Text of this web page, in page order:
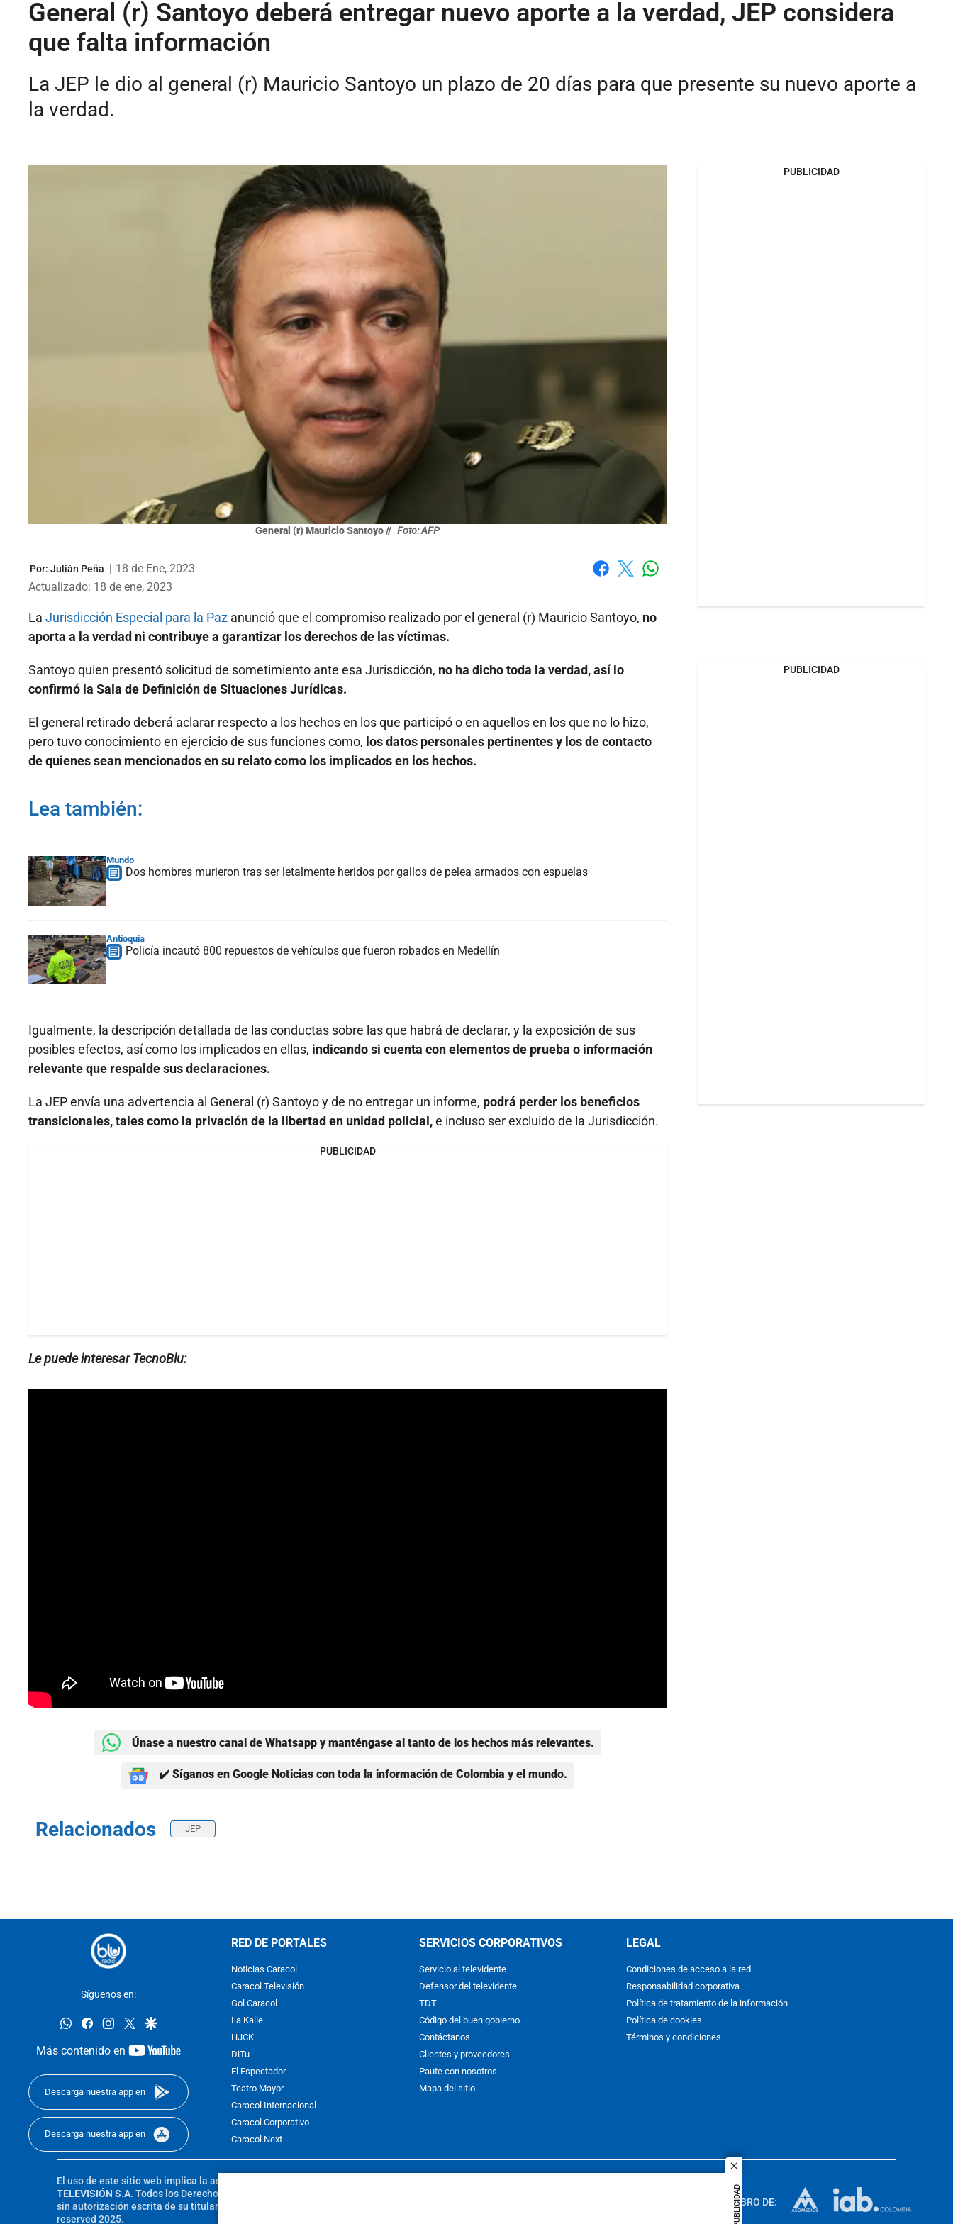
close
PUBLICIDAD
General (r) Santoyo deberá entregar nuevo aporte a la verdad, JEP considera
que falta información
La JEP le dio al general (r) Mauricio Santoyo un plazo de 20 días para que presente su nuevo aporte a
la verdad.
General (r) Mauricio Santoyo // Foto: AFP
Por: Julián Peña | 18 de Ene, 2023
Actualizado: 18 de ene, 2023
La Jurisdicción Especial para la Paz anunció que el compromiso realizado por el general (r) Mauricio Santoyo, no
aporta a la verdad ni contribuye a garantizar los derechos de las víctimas.
Santoyo quien presentó solicitud de sometimiento ante esa Jurisdicción, no ha dicho toda la verdad, así lo
confirmó la Sala de Definición de Situaciones Jurídicas.
El general retirado deberá aclarar respecto a los hechos en los que participó o en aquellos en los que no lo hizo,
pero tuvo conocimiento en ejercicio de sus funciones como, los datos personales pertinentes y los de contacto
de quienes sean mencionados en su relato como los implicados en los hechos.
Lea también:
Mundo
Dos hombres murieron tras ser letalmente heridos por gallos de pelea armados con espuelas
Antioquia
Policía incautó 800 repuestos de vehículos que fueron robados en Medellín
Igualmente, la descripción detallada de las conductas sobre las que habrá de declarar, y la exposición de sus
posibles efectos, así como los implicados en ellas, indicando si cuenta con elementos de prueba o información
relevante que respalde sus declaraciones.
La JEP envía una advertencia al General (r) Santoyo y de no entregar un informe, podrá perder los beneficios
transicionales, tales como la privación de la libertad en unidad policial,e incluso ser excluido de la Jurisdicción.
PUBLICIDAD
Le puede interesar TecnoBlu:
Únase a nuestro canal de Whatsapp y manténgase al tanto de los hechos más relevantes.
✔️ Síganos en Google Noticias con toda la información de Colombia y el mundo.
Relacionados JEP
PUBLICIDAD
PUBLICIDAD
Síguenos en:
whatsappfacebookinstagram
twittergoogle
Más contenido en
youtube-
Descarga nuestra app en
Descarga nuestra app en
RED DE PORTALES
Noticias Caracol
Caracol Televisión
Gol Caracol
La Kalle
HJCK
DiTu
El Espectador
Teatro Mayor
Caracol Internacional
Caracol Corporativo
Caracol Next
SERVICIOS CORPORATIVOS
Servicio al televidente
Defensor del televidente
TDT
Código del buen gobierno
Contáctanos
Clientes y proveedores
Paute con nosotros
Mapa del sitio
LEGAL
Condiciones de acceso a la red
Responsabilidad corporativa
Política de tratamiento de la información
Política de cookies
Términos y condiciones
El uso de este sitio web implica la aceptación de los
TELEVISIÓN S.A. Todos los Derechos Reservados D.R.A. Prohibida su reproducción total o parcial, así como su traducción a cualquier idioma
sin autorización escrita de su titular. Reproduction in whole or in part, or translation without written permission is prohibited. All rights
reserved 2025.
MIEMBRO DE: